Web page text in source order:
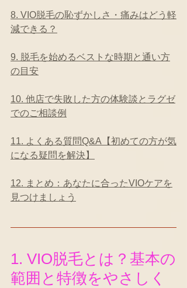
8. VIO脱毛の恥ずかしさ・痛みはどう軽
減できる？
9. 脱毛を始めるベストな時期と通い方
の目安
10. 他店で失敗した方の体験談とラグゼ
でのご相談例
11. よくある質問Q&A【初めての方が気
になる疑問を解決】
12. まとめ：あなたに合ったVIOケアを
見つけましょう
1. VIO脱毛とは？基本の
範囲と特徴をやさしく